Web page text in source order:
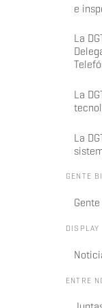
e
La
La
La
GENTE
DISPLAY
ENTRE